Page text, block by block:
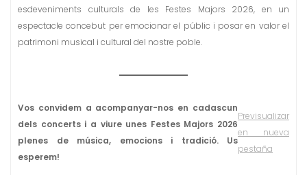
esdeveniments culturals de les Festes Majors 2026, en un
espectacle concebut per emocionar el públic i posar en valor el
patrimoni musical i cultural del nostre poble.
Vos convidem a acompanyar-nos en cadascun
dels concerts i a viure unes Festes Majors 2026
plenes de música, emocions i tradició. Us
esperem!
Previsualizar
en nueva
pestaña